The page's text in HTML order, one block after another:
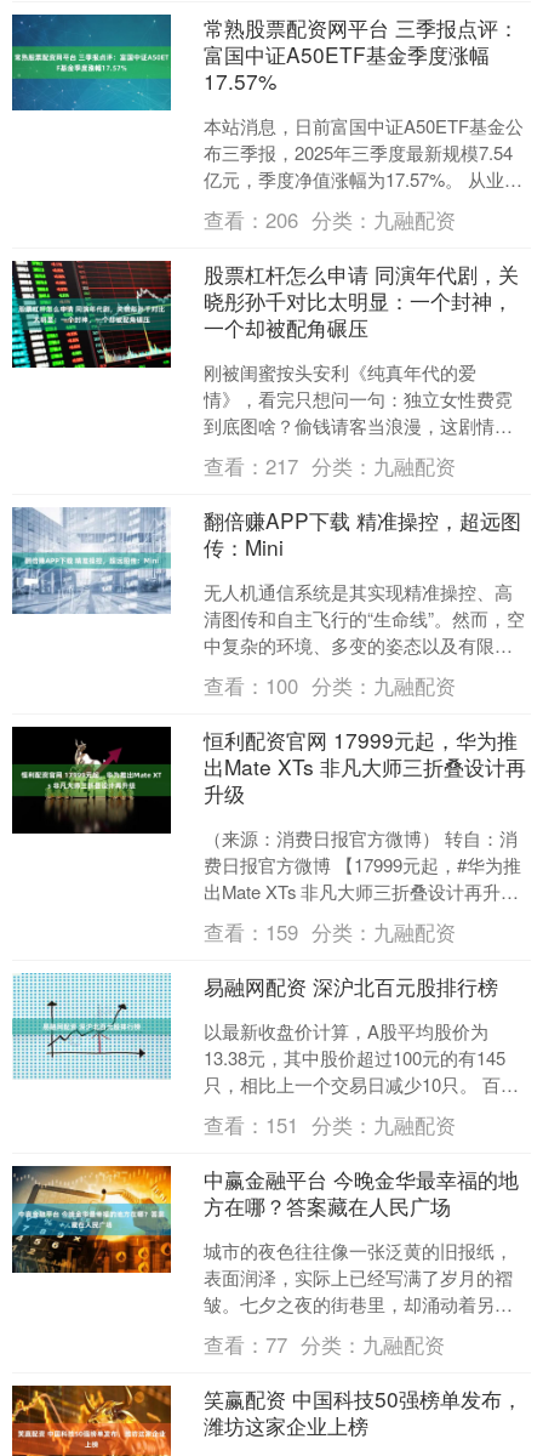
常熟股票配资网平台 三季报点评：
富国中证A50ETF基金季度涨幅
17.57%
本站消息，日前富国中证A50ETF基金公
布三季报，2025年三季度最新规模7.54
亿元，季度净值涨幅为17.57%。 从业绩
表现来看，富国中证A50ETF基金过....
查看：206 分类： 九融配资
股票杠杆怎么申请 同演年代剧，关
晓彤孙千对比太明显：一个封神，
一个却被配角碾压
刚被闺蜜按头安利《纯真年代的爱
情》，看完只想问一句：独立女性费霓
到底图啥？偷钱请客当浪漫，这剧情谁
咽得下去？转头刷到关晓彤在《岁月有
情时》里演留法女孩严晓丹，弹....
查看：217 分类： 九融配资
翻倍赚APP下载 精准操控，超远图
传：Mini
无人机通信系统是其实现精准操控、高
清图传和自主飞行的“生命线”。然而，空
中复杂的环境、多变的姿态以及有限的
空间和功耗，对射频链路的性能、效率
和可靠性提出了极致挑....
查看： 100 分类： 九融配资
恒利配资官网 17999元起，华为推
出Mate XTs 非凡大师三折叠设计再
升级
（来源：消费日报官方微博） 转自：消
费日报官方微博 【17999元起，#华为推
出Mate XTs 非凡大师三折叠设计再升级
#】9月4日，华为发布了华为Mate ....
查看： 159 分类： 九融配资
易融网配资 深沪北百元股排行榜
以最新收盘价计算，A股平均股价为
13.38元，其中股价超过100元的有145
只，相比上一个交易日减少10只。 百元
股作为判定市场热度的信号之一，历来
受到投资者关....
查看： 151 分类： 九融配资
中赢金融平台 今晚金华最幸福的地
方在哪？答案藏在人民广场
城市的夜色往往像一张泛黄的旧报纸，
表面润泽，实际上已经写满了岁月的褶
皱。七夕之夜的街巷里，却涌动着另一
种气息，仿佛有人在灯光间吹起一口热
风，把人们的心事都吹得轻....
查看：77 分类： 九融配资
笑赢配资 中国科技50强榜单发布，
潍坊这家企业上榜